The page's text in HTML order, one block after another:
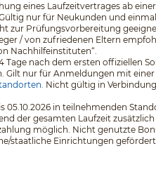
eines Laufzeitvertrages ab
nur für Neukunden und
zur Prüfungsvorbereitung
/ von zufriedenen Eltern
Nachhilfeinstituten“.
Tage nach dem ersten offiziellen
nur für Anmeldungen mit
Nicht gültig in
in teilnehmenden
der gesamten Laufzeit
möglich. Nicht genutzte
staatliche Einrichtungen